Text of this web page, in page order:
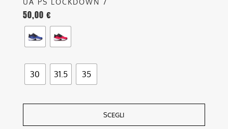
UA PS LOCKDOWN 7
50,00 €
30 31.5 35
SCEGLI